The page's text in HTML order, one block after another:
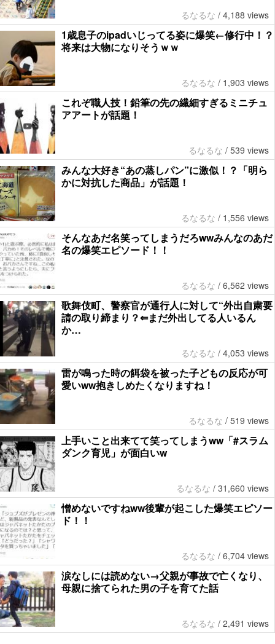
るなるな / 4,188 views
1歳息子のipadいじってる姿に爆笑←修行中！？
将来は大物になりそうｗｗ
るなるな / 1,903 views
これぞ職人技！鉛筆の先の繊細すぎるミニチュ
アアートが話題！
るなるな / 539 views
みんな大好き“あの蒸しパン”に激似！？「明ら
かに対抗した商品」が話題！
るなるな / 1,556 views
そんなあだ名笑ってしまうだろwwみんなのあだ
名の爆笑エピソード！！
るなるな / 6,562 views
歌舞伎町、警察官が通行人に対して“外出自粛要
請の取り締まり？⇐まだ外出してる人いるん
か…
るなるな / 4,053 views
雷が鳴った時の餌袋を被った子どもの反応が可
愛いww抱きしめたくなりますね！
るなるな / 519 views
上手いこと出来てて笑ってしまうww「#スラム
ダンク育児」が面白いw
るなるな / 31,660 views
憎めないですねww後輩が起こした爆笑エピソー
ド！！
るなるな / 6,704 views
涙なしには読めない→父親が事故で亡くなり、
母親に捨てられた男の子を育てた話
るなるな / 2,491 views